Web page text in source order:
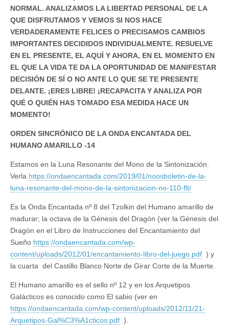
NORMAL. ANALIZAMOS LA LIBERTAD PERSONAL DE LA
QUE DISFRUTAMOS Y VEMOS SI NOS HACE
VERDADERAMENTE FELICES O PRECISAMOS CAMBIOS
IMPORTANTES DECIDIDOS INDIVIDUALMENTE. RESUELVE
EN EL PRESENTE, EL AQUÍ Y AHORA, EN EL MOMENTO EN
EL QUE LA VIDA TE DA LA OPORTUNIDAD DE MANIFESTAR
DECISIÓN DE SÍ O NO ANTE LO QUE SE TE PRESENTE
DELANTE. ¡ERES LIBRE! ¡RECAPACITA Y ANALIZA POR
QUÉ O QUIÉN HAS TOMADO ESA MEDIDA HACE UN
MOMENTO!
ORDEN SINCRÓNICO DE LA ONDA ENCANTADA DEL
HUMANO AMARILLO -14
Estamos en la Luna Resonante del Mono de la Sintonización.
Verla https://ondaencantada.com/2019/01/noosboletin-de-la-
luna-resonante-del-mono-de-la-sintonizacion-no-110-flt/
Es la Onda Encantada nº 8 del Tzolkin del Humano amarillo de
madurar; la octava de la Génesis del Dragón (ver la Génesis del
Dragón en el Libro de Instrucciones del Encantamiento del
Sueño https://ondaencantada.com/wp-
content/uploads/2012/01/encantamiento-libro-del-juego.pdf ) y
la cuarta del Castillo Blanco Norte de Girar Corte de la Muerte.
El Humano amarillo es el sello nº 12 y en los Arquetipos
Galácticos es conocido como El sabio (ver en
https://ondaencantada.com/wp-content/uploads/2012/11/21-
Arquetipos-Gal%C3%A1cticos.pdf ).